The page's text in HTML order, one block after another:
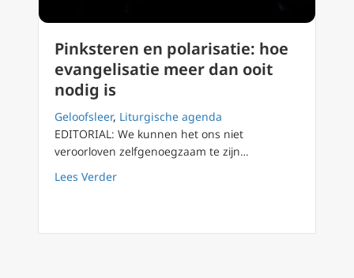
Pinksteren en polarisatie: hoe
evangelisatie meer dan ooit
nodig is
Geloofsleer, Liturgische agenda
EDITORIAL: We kunnen het ons niet
veroorloven zelfgenoegzaam te zijn…
Lees Verderabout Pinksteren en polarisatie: hoe